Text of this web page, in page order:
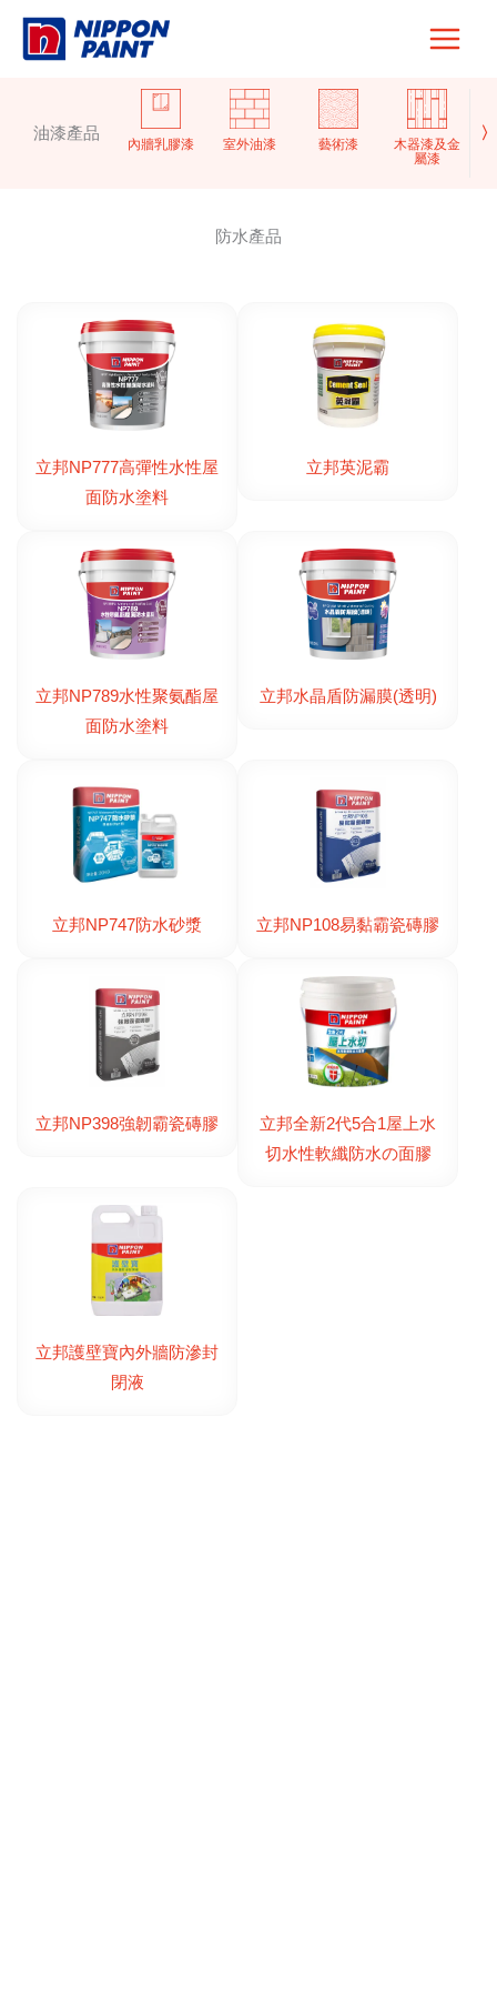
Skip
〉
油漆產品
內牆乳膠漆 室外油漆 藝術漆
木器漆及金
屬漆
防水產品
立邦NP777高彈性水性屋
面防水塗料
立邦英泥霸
立邦NP789水性聚氨酯屋
面防水塗料
立邦水晶盾防漏膜(透明)
立邦NP747防水砂漿 立邦NP108易黏霸瓷磚膠
立邦NP398強韌霸瓷磚膠
立邦全新2代5合1屋上水
切水性軟纖防水の面膠
立邦護壁寶內外牆防滲封
閉液